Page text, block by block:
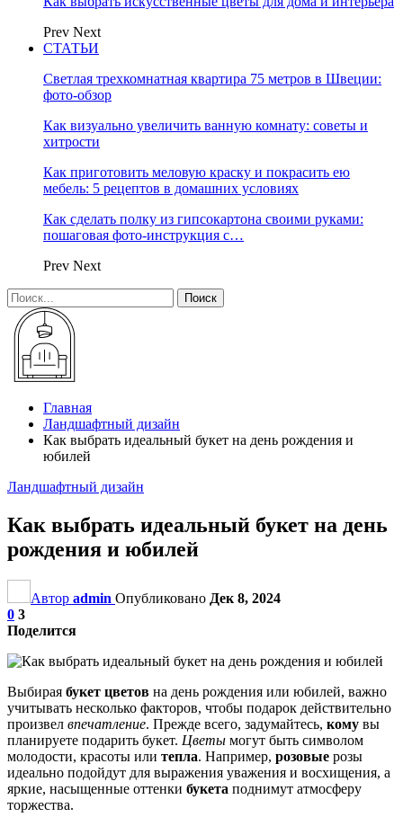
Prev Next
СТАТЬИ
Светлая трехкомнатная квартира 75 метров в Швеции:
фото-обзор
Как визуально увеличить ванную комнату: советы и
хитрости
Как приготовить меловую краску и покрасить ею
мебель: 5 рецептов в домашних условиях
Как сделать полку из гипсокартона своими руками:
пошаговая фото-инструкция с…
Prev Next
Главная
Ландшафтный дизайн
Как выбрать идеальный букет на день рождения и
юбилей
Ландшафтный дизайн
Как выбрать идеальный букет на день
рождения и юбилей
Автор admin Опубликовано Дек 8, 2024
0 3
Поделится
Выбирая букет цветов на день рождения или юбилей, важно
учитывать несколько факторов, чтобы подарок действительно
произвел впечатление. Прежде всего, задумайтесь, кому вы
планируете подарить букет. Цветы могут быть символом
молодости, красоты или тепла. Например, розовые розы
идеально подойдут для выражения уважения и восхищения, а
яркие, насыщенные оттенки букета поднимут атмосферу
торжества.